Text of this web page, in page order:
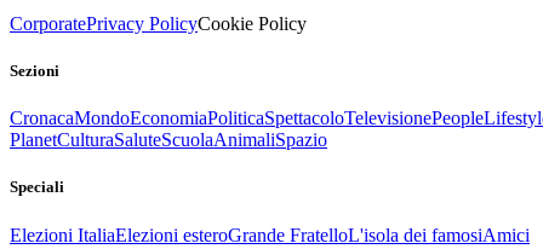
CorporatePrivacy PolicyCookie Policy
Sezioni
CronacaMondoEconomiaPoliticaSpettacoloTelevisionePeople
PlanetCulturaSaluteScuolaAnimaliSpazio
Speciali
Elezioni ItaliaElezioni esteroGrande FratelloL'isola dei famosiAmici